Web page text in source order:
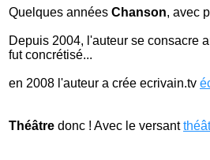
Quelques années Chanson, avec
Depuis 2004, l'auteur se consacre
fut concrétisé...
en 2008 l'auteur a crée ecrivain.tv
Théâtre donc ! Avec le versant